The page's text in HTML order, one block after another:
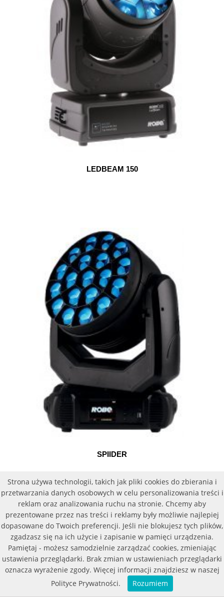
LEDBEAM 150
SPIIDER
Strona używa technologii, takich jak pliki cookies do zbierania i
przetwarzania danych osobowych w celu personalizowania treści i
reklam oraz analizowania ruchu na stronie. Chcemy aby
prezentowane przez nas treści i reklamy były możliwie najlepiej
dopasowane do Twoich preferencji. Jeśli nie blokujesz tych plików,
zgadzasz się na ich użycie i zapisanie w pamięci urządzenia.
Pamiętaj - możesz samodzielnie zarządzać cookies, zmieniając
ustawienia przeglądarki. Brak zmian w ustawieniach przeglądarki
oznacza wyrażenie zgody. Więcej informacji znajdziesz w naszej
Polityce Prywatności.
Rozumiem